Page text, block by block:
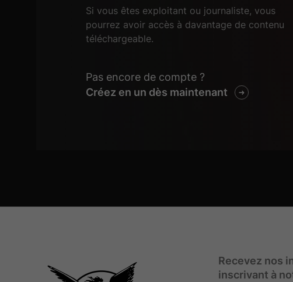
Si vous êtes exploitant ou journaliste, vous
pourrez avoir accès à davantage de contenu
téléchargeable.
Pas encore de compte ?
Créez en un dès maintenant
Recevez nos
inscrivant à